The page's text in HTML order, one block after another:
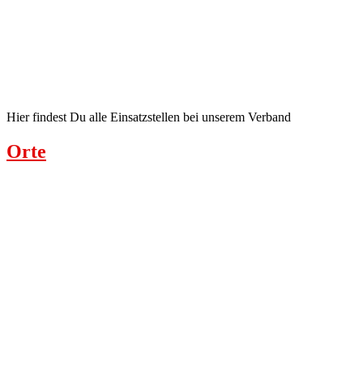
Hier findest Du alle Einsatzstellen bei unserem Verband
Orte